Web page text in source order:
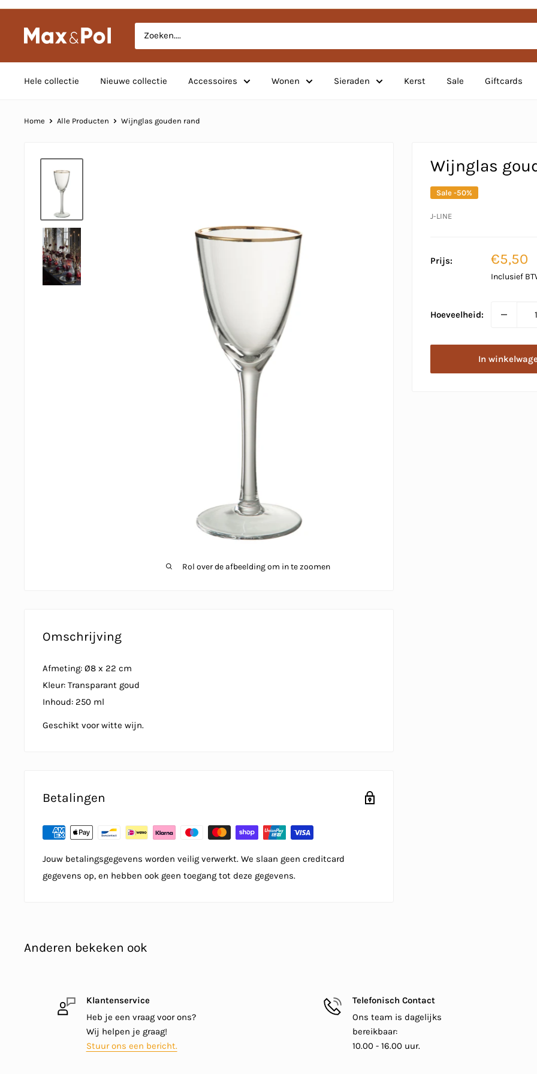
Meteen
Max
Hele collectie Nieuwe collectie Accessoires Wonen Sieraden Kerst Sale Giftcards
Home Alle Producten Wijnglas gouden rand
Rol over de afbeelding om in te zoomen
Wijnglas
Sale -50%
J-LINE
Prijs: €5,50
Inclusief
Hoeveelheid:
In
Omschrijving
Afmeting: Ø8 x 22 cm
Kleur: Transparant goud
Inhoud: 250 ml
Geschikt voor witte wijn.
Betalingen
Jouw betalingsgegevens worden veilig verwerkt. We slaan geen creditcard
gegevens op, en hebben ook geen toegang tot deze gegevens.
Anderen bekeken ook
Klantenservice
Heb je een vraag voor ons?
Wij helpen je graag!
Stuur ons een bericht.
Telefonisch Contact
Ons team is dagelijks
bereikbaar:
10.00 - 16.00 uur.